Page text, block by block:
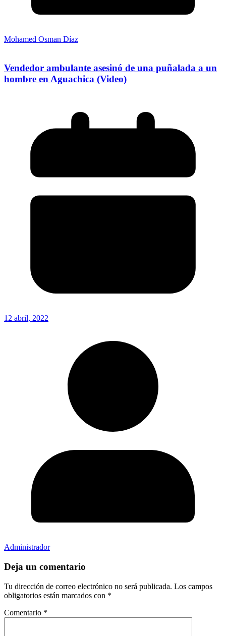
Mohamed Osman Díaz
Vendedor ambulante asesinó de una puñalada a un
hombre en Aguachica (Video)
12 abril, 2022
Administrador
Deja un comentario
Tu dirección de correo electrónico no será publicada. Los campos
obligatorios están marcados con *
Comentario *